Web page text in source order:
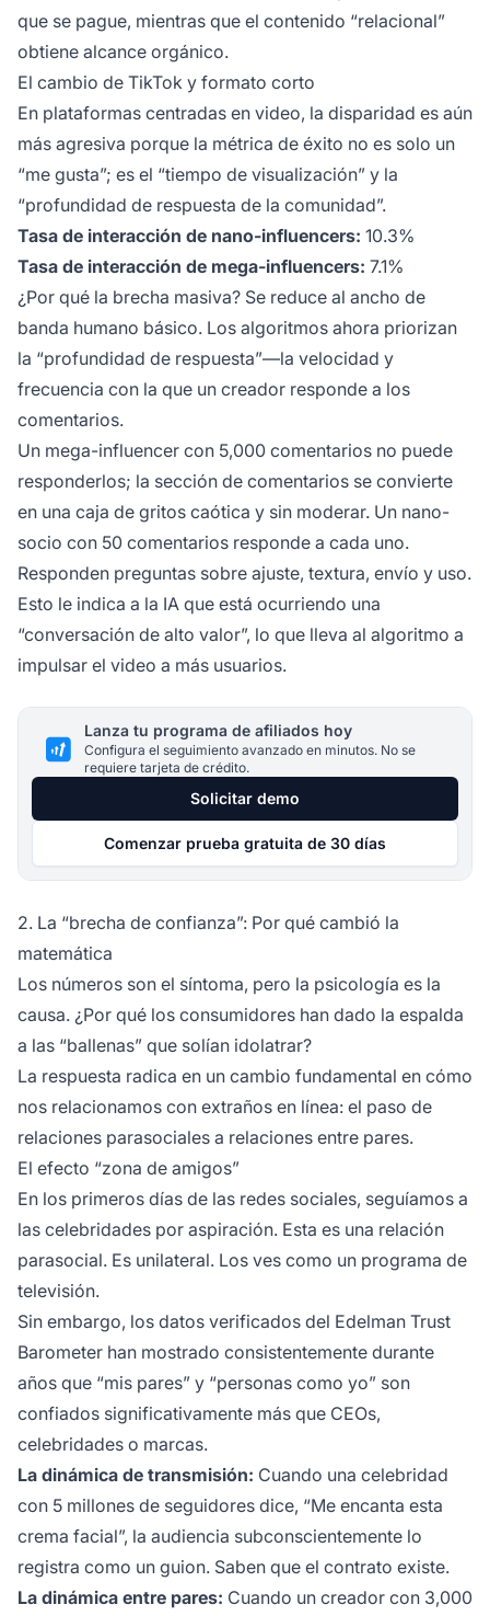
que se pague, mientras que el contenido “relacional”
obtiene alcance orgánico.
El cambio de TikTok y formato corto
En plataformas centradas en video, la disparidad es aún
más agresiva porque la métrica de éxito no es solo un
“me gusta”; es el “tiempo de visualización” y la
“profundidad de respuesta de la comunidad”.
Tasa de interacción de nano-influencers: 10.3%
Tasa de interacción de mega-influencers: 7.1%
¿Por qué la brecha masiva? Se reduce al ancho de
banda humano básico. Los algoritmos ahora priorizan
la “profundidad de respuesta”—la velocidad y
frecuencia con la que un creador responde a los
comentarios.
Un mega-influencer con 5,000 comentarios no puede
responderlos; la sección de comentarios se convierte
en una caja de gritos caótica y sin moderar. Un nano-
socio con 50 comentarios responde a cada uno.
Responden preguntas sobre ajuste, textura, envío y uso.
Esto le indica a la IA que está ocurriendo una
“conversación de alto valor”, lo que lleva al algoritmo a
impulsar el video a más usuarios.
Lanza tu programa de afiliados hoy
Configura el seguimiento avanzado en minutos. No se
requiere tarjeta de crédito.
Solicitar demo
Comenzar prueba gratuita de 30 días
2. La “brecha de confianza”: Por qué cambió la
matemática
Los números son el síntoma, pero la psicología es la
causa. ¿Por qué los consumidores han dado la espalda
a las “ballenas” que solían idolatrar?
La respuesta radica en un cambio fundamental en cómo
nos relacionamos con extraños en línea: el paso de
relaciones parasociales a relaciones entre pares.
El efecto “zona de amigos”
En los primeros días de las redes sociales, seguíamos a
las celebridades por aspiración. Esta es una relación
parasocial. Es unilateral. Los ves como un programa de
televisión.
Sin embargo, los datos verificados del Edelman Trust
Barometer han mostrado consistentemente durante
años que “mis pares” y “personas como yo” son
confiados significativamente más que CEOs,
celebridades o marcas.
La dinámica de transmisión: Cuando una celebridad
con 5 millones de seguidores dice, “Me encanta esta
crema facial”, la audiencia subconscientemente lo
registra como un guion. Saben que el contrato existe.
La dinámica entre pares: Cuando un creador con 3,000